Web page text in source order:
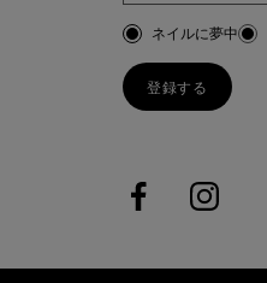
お客様のタイプ
ネイルに夢中
登録する